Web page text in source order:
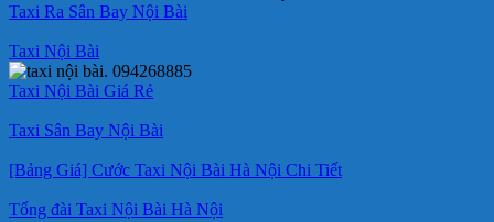
Taxi Ra Sân Bay Nội Bài
Taxi Nội Bài
Taxi Nội Bài Giá Rẻ
Taxi Sân Bay Nội Bài
[Bảng Giá] Cước Taxi Nội Bài Hà Nội Chi Tiết
Tổng đài Taxi Nội Bài Hà Nội